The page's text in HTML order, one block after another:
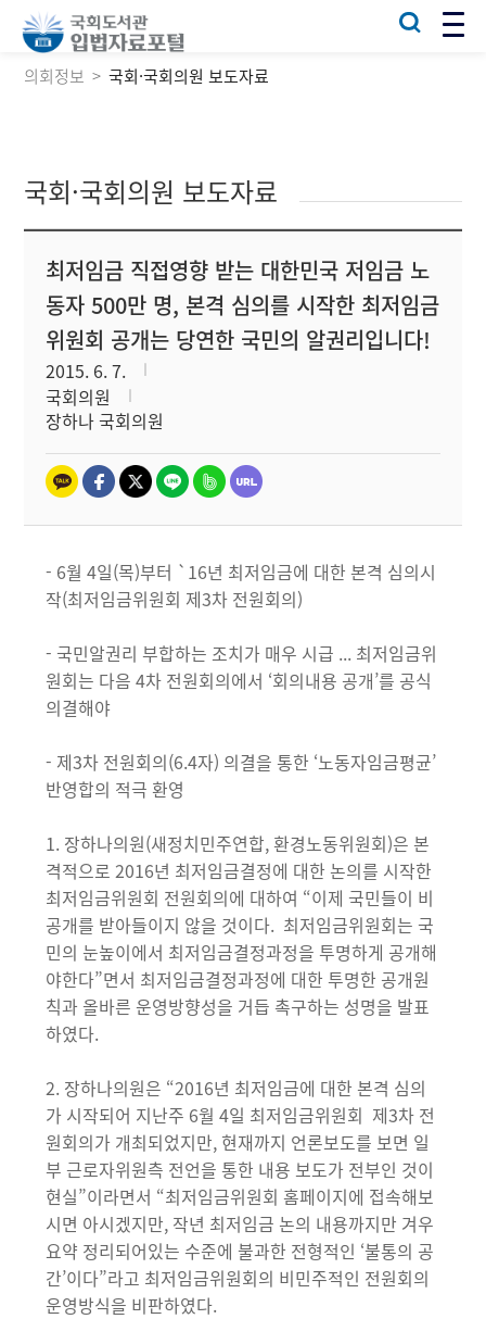
의회정보 국회·국회의원 보도자료
국회·국회의원 보도자료
최저임금 직접영향 받는 대한민국 저임금 노
동자 500만 명, 본격 심의를 시작한 최저임금
위원회 공개는 당연한 국민의 알권리입니다!
2015. 6. 7.
국회의원
장하나 국회의원
- 6월 4일(목)부터 `16년 최저임금에 대한 본격 심의시
작(최저임금위원회 제3차 전원회의)
- 국민알권리 부합하는 조치가 매우 시급 ... 최저임금위
원회는 다음 4차 전원회의에서 ‘회의내용 공개’를 공식
의결해야
- 제3차 전원회의(6.4자) 의결을 통한 ‘노동자임금평균’
반영합의 적극 환영
1. 장하나의원(새정치민주연합, 환경노동위원회)은 본
격적으로 2016년 최저임금결정에 대한 논의를 시작한
최저임금위원회 전원회의에 대하여 “이제 국민들이 비
공개를 받아들이지 않을 것이다. 최저임금위원회는 국
민의 눈높이에서 최저임금결정과정을 투명하게 공개해
야한다”면서 최저임금결정과정에 대한 투명한 공개원
칙과 올바른 운영방향성을 거듭 촉구하는 성명을 발표
하였다.
2. 장하나의원은 “2016년 최저임금에 대한 본격 심의
가 시작되어 지난주 6월 4일 최저임금위원회 제3차 전
원회의가 개최되었지만, 현재까지 언론보도를 보면 일
부 근로자위원측 전언을 통한 내용 보도가 전부인 것이
현실”이라면서 “최저임금위원회 홈페이지에 접속해보
시면 아시겠지만, 작년 최저임금 논의 내용까지만 겨우
요약 정리되어있는 수준에 불과한 전형적인 ‘불통의 공
간’이다”라고 최저임금위원회의 비민주적인 전원회의
운영방식을 비판하였다.